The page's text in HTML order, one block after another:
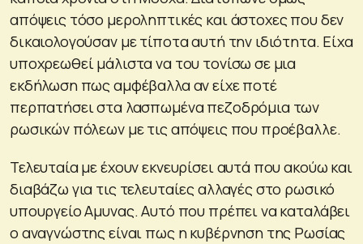
απόψεις τόσο μεροληπτικές και άστοχες που δεν
δικαιολογούσαν με τίποτα αυτή την ιδιότητα. Είχα
υποχρεωθεί μάλιστα να του τονίσω σε μια
εκδήλωση πως αμφέβαλλα αν είχε ποτέ
περπατήσει στα λασπωμένα πεζοδρόμια των
ρωσικών πόλεων με τις απόψεις που προέβαλλε.
Τελευταία με έχουν εκνευρίσει αυτά που ακούω και
διαβάζω για τις τελευταίες αλλαγές στο ρωσικό
υπουργείο Αμυνας. Αυτό που πρέπει να καταλάβει
ο αναγνώστης είναι πως η κυβέρνηση της Ρωσίας